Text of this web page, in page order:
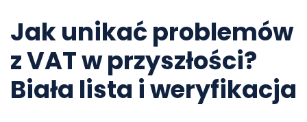
Jak unikać problemów
z VAT w przyszłości?
Biała lista i weryfikacja